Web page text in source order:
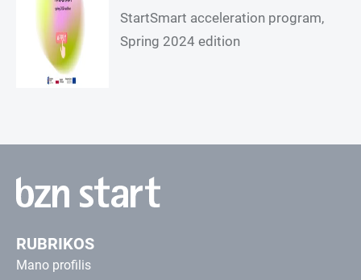
StartSmart acceleration program,
Spring 2024 edition
RUBRIKOS
Mano profilis